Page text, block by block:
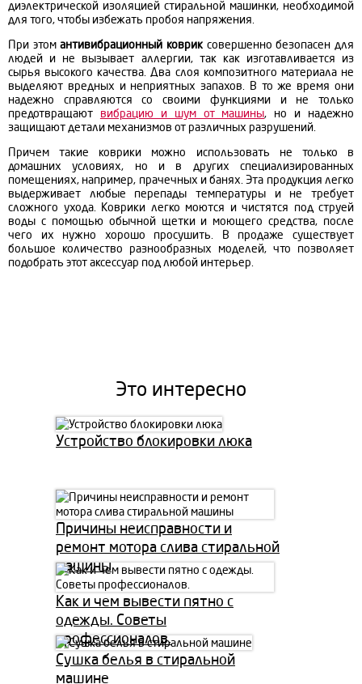
диэлектрической изоляцией стиральной машинки, необходимой
для того, чтобы избежать пробоя напряжения.
При этом антивибрационный коврик совершенно безопасен для
людей и не вызывает аллергии, так как изготавливается из
сырья высокого качества. Два слоя композитного материала не
выделяют вредных и неприятных запахов. В то же время они
надежно справляются со своими функциями и не только
предотвращают вибрацию и шум от машины, но и надежно
защищают детали механизмов от различных разрушений.
Причем такие коврики можно использовать не только в
домашних условиях, но и в других специализированных
помещениях, например, прачечных и банях. Эта продукция легко
выдерживает любые перепады температуры и не требует
сложного ухода. Коврики легко моются и чистятся под струей
воды с помощью обычной щетки и моющего средства, после
чего их нужно хорошо просушить. В продаже существует
большое количество разнообразных моделей, что позволяет
подобрать этот аксессуар под любой интерьер.
Это интересно
Устройство блокировки люка
Причины неисправности и
ремонт мотора слива стиральной
машины
Как и чем вывести пятно с
одежды. Советы
профессионалов.
Сушка белья в стиральной
машине